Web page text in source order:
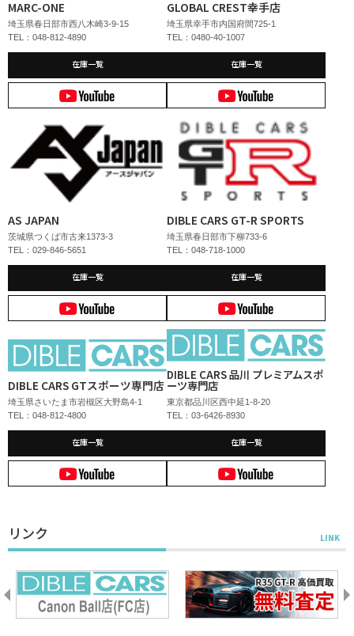
MARC-ONE
埼玉県春日部市西八木崎3-9-15
TEL：048-812-4890
在庫一覧
GLOBAL CREST幸手店
埼玉県幸手市内国府間725-1
TEL：0480-40-1007
在庫一覧
AS JAPAN
茨城県つくば市古来1373-3
TEL：029-846-5651
在庫一覧
DIBLE CARS GT-R SPORTS
埼玉県春日部市下柳733-6
TEL：048-718-1000
在庫一覧
DIBLE CARS GTスポーツ専門店
埼玉県さいたま市岩槻区大野島4-1
TEL：048-812-4800
在庫一覧
DIBLE CARS 品川 プレミアムスポ
ーツ専門店
東京都品川区西中延1-8-20
TEL：03-6426-8930
在庫一覧
リンク